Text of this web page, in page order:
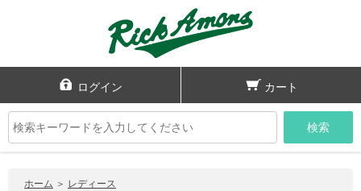
ログイン カート
検索
ホーム ＞ レディース